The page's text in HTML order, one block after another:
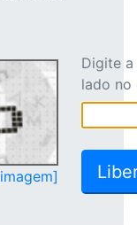
Digite
lado no